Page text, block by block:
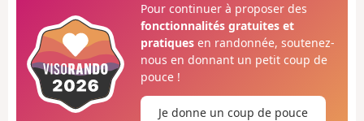
Pour continuer à proposer des
fonctionnalités gratuites et
pratiquesen randonnée, soutenez-
nous en donnant un petit coup de
pouce !
Je donne un coup de pouce